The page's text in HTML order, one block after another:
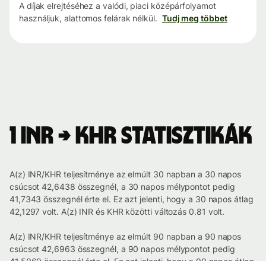
A díjak elrejtéséhez a valódi, piaci középárfolyamot
használjuk, alattomos felárak nélkül. Tudj meg többet
1 INR → KHR statisztikák
A(z) INR/KHR teljesítménye az elmúlt 30 napban a 30 napos
csúcsot 42,6438 összegnél, a 30 napos mélypontot pedig
41,7343 összegnél érte el. Ez azt jelenti, hogy a 30 napos átlag
42,1297 volt. A(z) INR és KHR közötti változás 0.81 volt.
A(z) INR/KHR teljesítménye az elmúlt 90 napban a 90 napos
csúcsot 42,6963 összegnél, a 90 napos mélypontot pedig